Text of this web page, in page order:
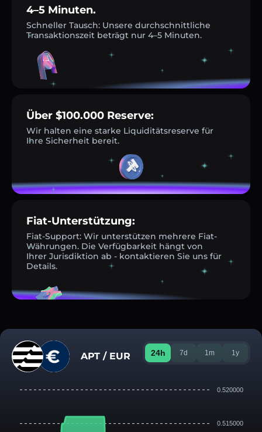
4–5 Minuten.
Schneller Tausch: Unsere durchschnittliche
Transaktionszeit beträgt nur 4–5 Minuten.
Über $100.000 Reserve:
Wir halten eine starke Liquiditätsreserve für
Ihre Sicherheit bereit.
Fiat-Unterstützung:
Fiat-Support: Wir unterstützen mehrere Fiat-
Währungen. Die Verfügbarkeit hängt von
Ihrer Jurisdiktion ab - kontaktieren Sie uns für
Details.
APT / EUR 24h 7d 1m 1y
0.520000
0.515000